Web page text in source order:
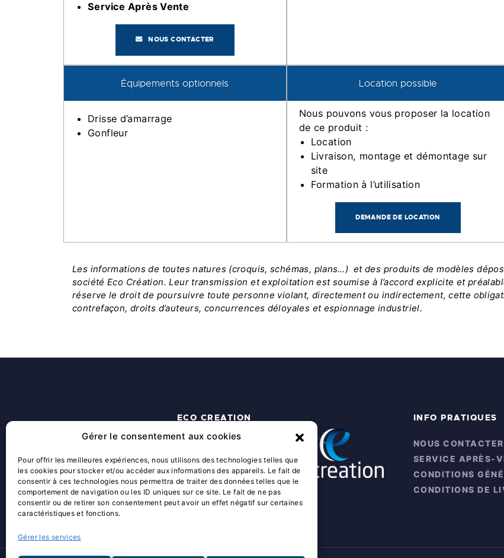
Gérer le consentement aux cookies
Pour offrir les meilleures expériences, nous utilisons des technologies telles que
les cookies pour stocker et/ou accéder aux informations des appareils. Le fait de
consentir à ces technologies nous permettra de traiter des données telles que le
comportement de navigation ou les ID uniques sur ce site. Le fait de ne pas
consentir ou de retirer son consentement peut avoir un effet négatif sur certaines
caractéristiques et fonctions.
Gérer les services
Service Après Vente
NOUS CONTACTER
Équipements optionnels
Drisse d’amarrage
Gonfleur
Location possible
Nous pouvons vous proposer la location
de ce produit :
Location
Livraison, montage et démontage sur
site
Formation à l’utilisation
DEMANDE DE LOCATION
Les informations de toutes natures (croquis, schémas, plans…) et des produits de modèles
société Eco Création. Leur transmission et exploitation est soumise à l’accord explicite et
réserve le droit de poursuivre toute personne violant, directement ou indirectement, cette
contrefaçon, droits d’auteurs, concurrences déloyales et espionnage industriel.
ECO CREATION
ACCUEIL
QUI SOMMES-NOUS ?
ACTUALITÉS
SOLUTIONS SUR MESURE
INFO PRATIQUES
NOUS CONTACTER
SERVICE APRÈS-
CONDITIONS
CONDITIONS DE